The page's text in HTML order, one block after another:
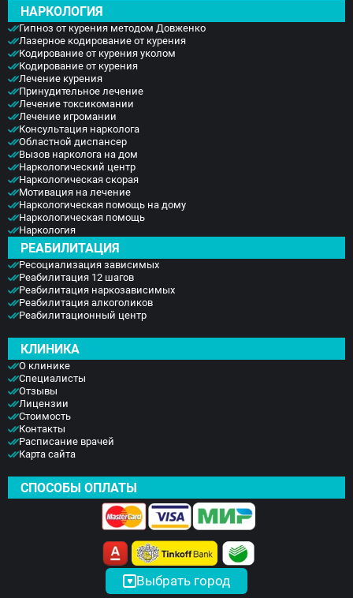
НАРКОЛОГИЯ
Гипноз от курения методом Довженко
Лазерное кодирование от курения
Кодирование от курения уколом
Кодирование от курения
Лечение курения
Принудительное лечение
Лечение токсикомании
Лечение игромании
Консультация нарколога
Областной диспансер
Вызов нарколога на дом
Наркологический центр
Наркологическая скорая
Мотивация на лечение
Наркологическая помощь на дому
Наркологическая помощь
Наркология
РЕАБИЛИТАЦИЯ
Ресоциализация зависимых
Реабилитация 12 шагов
Реабилитация наркозависимых
Реабилитация алкоголиков
Реабилитационный центр
КЛИНИКА
О клинике
Специалисты
Отзывы
Лицензии
Стоимость
Контакты
Расписание врачей
Карта сайта
СПОСОБЫ ОПЛАТЫ
Выбрать город